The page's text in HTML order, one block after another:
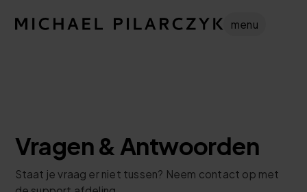
menu
Vragen & Antwoorden
Staat je vraag er niet tussen? Neem contact op met